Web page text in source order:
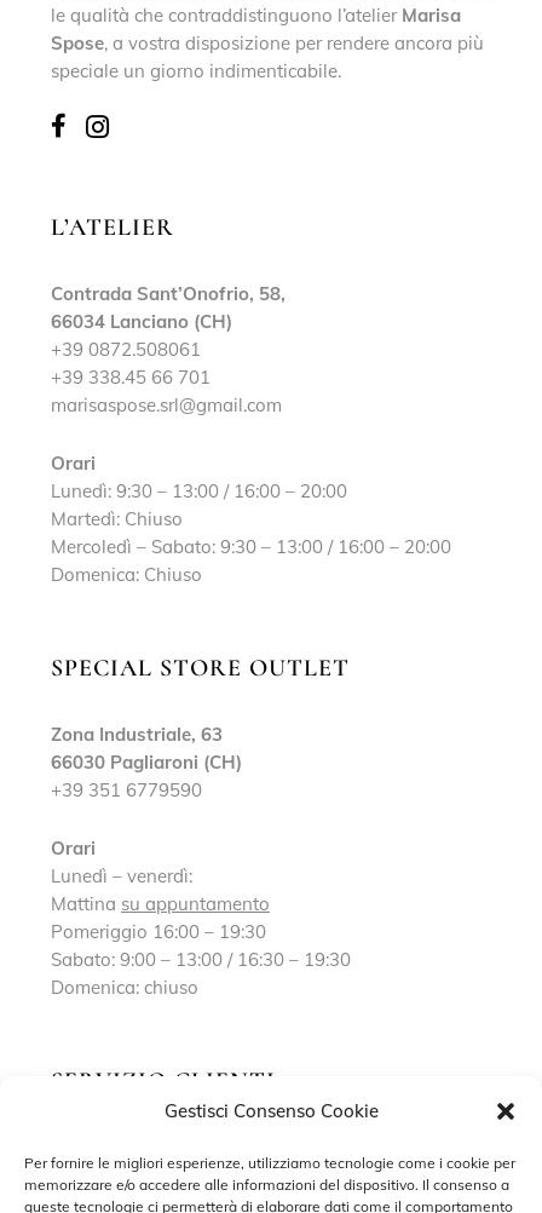
Gestisci Consenso Cookie
Per fornire le migliori esperienze, utilizziamo tecnologie come i cookie per
memorizzare e/o accedere alle informazioni del dispositivo. Il consenso a
queste tecnologie ci permetterà di elaborare dati come il comportamento
le qualità che contraddistinguono l’atelier Marisa
Spose, a vostra disposizione per rendere ancora più
speciale un giorno indimenticabile.
L’ATELIER
Contrada Sant’Onofrio, 58,
66034 Lanciano (CH)
+39 0872.508061
+39 338.45 66 701
marisaspose.srl@gmail.com
Orari
Lunedì: 9:30 – 13:00 / 16:00 – 20:00
Martedì: Chiuso
Mercoledì – Sabato: 9:30 – 13:00 / 16:00 – 20:00
Domenica: Chiuso
SPECIAL STORE OUTLET
Zona Industriale, 63
66030 Pagliaroni (CH)
+39 351 6779590
Orari
Lunedì – venerdì:
Mattina su appuntamento
Pomeriggio 16:00 – 19:30
Sabato: 9:00 – 13:00 / 16:30 – 19:30
Domenica: chiuso
SERVIZIO CLIENTI
Contatti